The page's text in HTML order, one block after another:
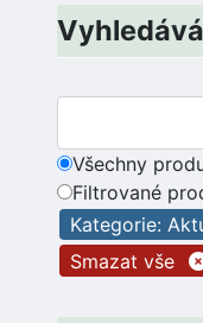
Všechny
Filtrované
Kategorie:
Smazat vše